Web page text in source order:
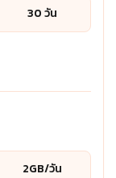
30 วัน
2GB/วัน